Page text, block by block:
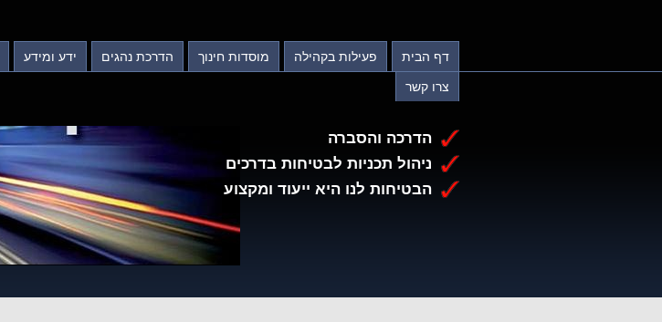
דף הבית פעילות בקהילה מוסדות חינוך הדרכת נהגים ידע ומידע
צרו קשר
הדרכה והסברה
ניהול תכניות לבטיחות בדרכים
הבטיחות לנו היא ייעוד ומקצוע